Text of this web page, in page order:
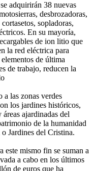
adquirirán 38 nuevas
desbrozadoras,
sopladoras,
En su mayoría,
de ion litio que
la red eléctrica para
de última
de trabajo, reducen la
a las zonas verdes
los jardines históricos,
ajardinadas del
de la humanidad
Jardines del Cristina.
este mismo fin se suman a
a cabo en los últimos
de euros que ha